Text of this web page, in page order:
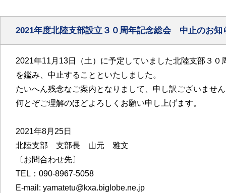
2021年度北陸支部設立３０周年記念総会 中止のお知
2021年11月13日（土）に予定していました北陸支部３
を鑑み、中止することといたしました。
たいへん残念なご案内となりまして、申し訳ございませ
何とぞご理解のほどよろしくお願い申し上げます。
2021年8月25日
北陸支部 支部長 山元 雅文
〔お問合わせ先〕
TEL：090-8967-5058
E-mail: yamatetu@kxa.biglobe.ne.jp